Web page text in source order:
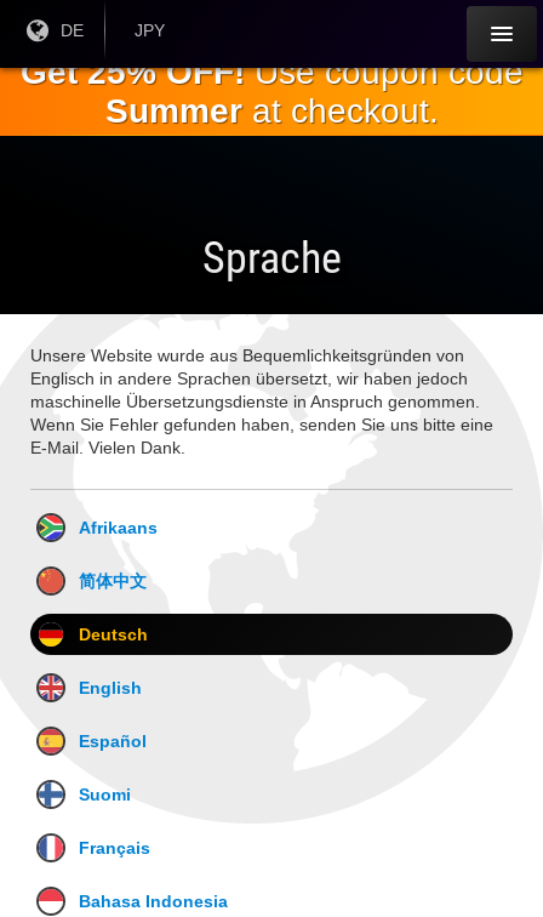
Hauptinhalt
Aktuelle
Sprache:
DE
Aktuelle
JPY
Get 25% OFF!Use coupon code
Summerat checkout.
Sprache
Unsere Website wurde aus Bequemlichkeitsgründen von
Englisch in andere Sprachen übersetzt, wir haben jedoch
maschinelle Übersetzungsdienste in Anspruch genommen.
Wenn Sie Fehler gefunden haben, senden Sie uns bitte eine
E-Mail. Vielen Dank.
Afrikaans
简体中文
Deutsch
English
Español
Suomi
Français
Bahasa Indonesia